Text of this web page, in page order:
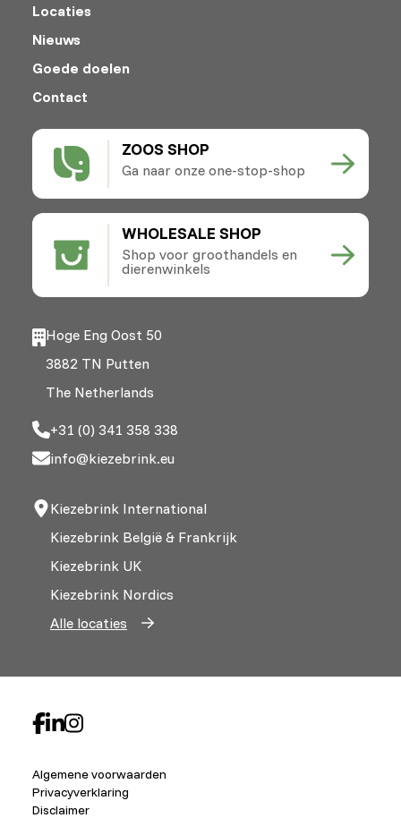
ZOOS SHOP
Ga naar onze one-stop-shop
WHOLESALE SHOP
Shop voor groothandels en
dierenwinkels
Locaties
Nieuws
Goede doelen
Contact
Hoge Eng Oost 50
3882 TN Putten
The Netherlands
+31 (0) 341 358 338
info@kiezebrink.eu
Kiezebrink International
Kiezebrink België & Frankrijk
Kiezebrink UK
Kiezebrink Nordics
Alle locaties
Algemene voorwaarden
Privacyverklaring
Disclaimer